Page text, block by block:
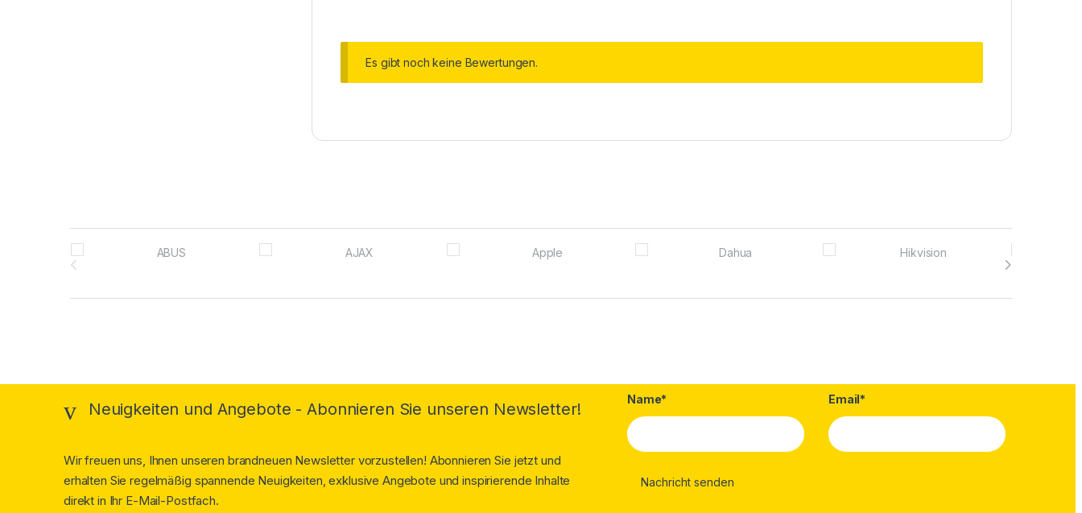
Es gibt noch keine Bewertungen.
Brands Carousel
Neuigkeiten und Angebote - Abonnieren Sie unseren Newsletter!
Wir freuen uns, Ihnen unseren brandneuen Newsletter vorzustellen! Abonnieren Sie jetzt und
erhalten Sie regelmäßig spannende Neuigkeiten, exklusive Angebote und inspirierende Inhalte
direkt in Ihr E-Mail-Postfach.
Name* Email*